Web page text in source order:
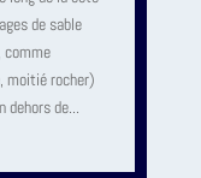
de sable
moitié rocher)
dehors de...